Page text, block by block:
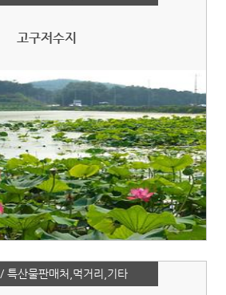
고구저수지
/ 특산물판매처,먹거리,기타